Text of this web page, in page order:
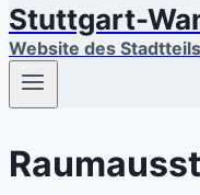
Stuttgart-
Website des